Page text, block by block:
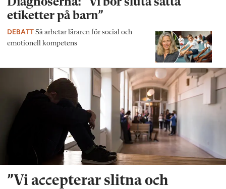
etiketter på barn”
DEBATT Så arbetar läraren för social och
emotionell kompetens
”Vi accepterar slitna och